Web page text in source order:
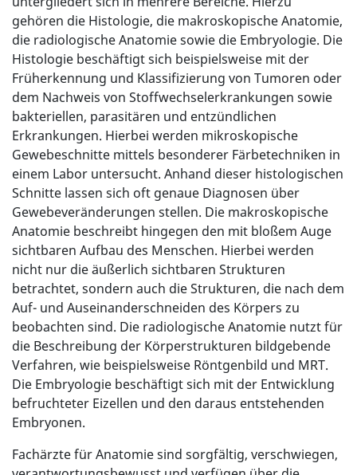
gehören die Histologie, die makroskopische Anatomie,
die radiologische Anatomie sowie die Embryologie. Die
Histologie beschäftigt sich beispielsweise mit der
Früherkennung und Klassifizierung von Tumoren oder
dem Nachweis von Stoffwechselerkrankungen sowie
bakteriellen, parasitären und entzündlichen
Erkrankungen. Hierbei werden mikroskopische
Gewebeschnitte mittels besonderer Färbetechniken in
einem Labor untersucht. Anhand dieser histologischen
Schnitte lassen sich oft genaue Diagnosen über
Gewebeveränderungen stellen. Die makroskopische
Anatomie beschreibt hingegen den mit bloßem Auge
sichtbaren Aufbau des Menschen. Hierbei werden
nicht nur die äußerlich sichtbaren Strukturen
betrachtet, sondern auch die Strukturen, die nach dem
Auf- und Auseinanderschneiden des Körpers zu
beobachten sind. Die radiologische Anatomie nutzt für
die Beschreibung der Körperstrukturen bildgebende
Verfahren, wie beispielsweise Röntgenbild und MRT.
Die Embryologie beschäftigt sich mit der Entwicklung
befruchteter Eizellen und den daraus entstehenden
Embryonen.
Fachärzte für Anatomie sind sorgfältig, verschwiegen,